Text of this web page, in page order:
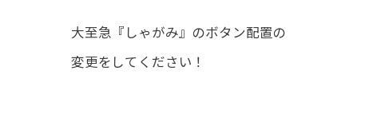
大至急『しゃがみ』のボタン配置の
変更をしてください！